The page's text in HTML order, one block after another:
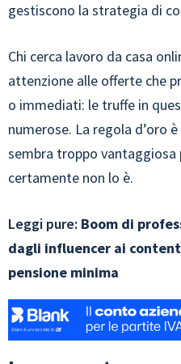
gestiscono la strategia di
Chi cerca lavoro da casa
attenzione alle offerte che
o immediati: le truffe in
numerose. La regola d’oro
sembra troppo vantaggiosa
certamente non lo è.
Leggi pure: Boom di
dagli influencer ai
pensione minima